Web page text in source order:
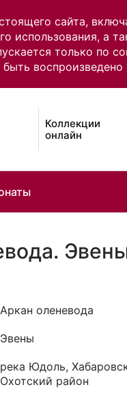
сайта,
использования, а
только по
Коллекции
онлайн
Аркан оленевода
Эвены
река Юдоль,
Охотский район